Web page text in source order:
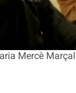
Mercè